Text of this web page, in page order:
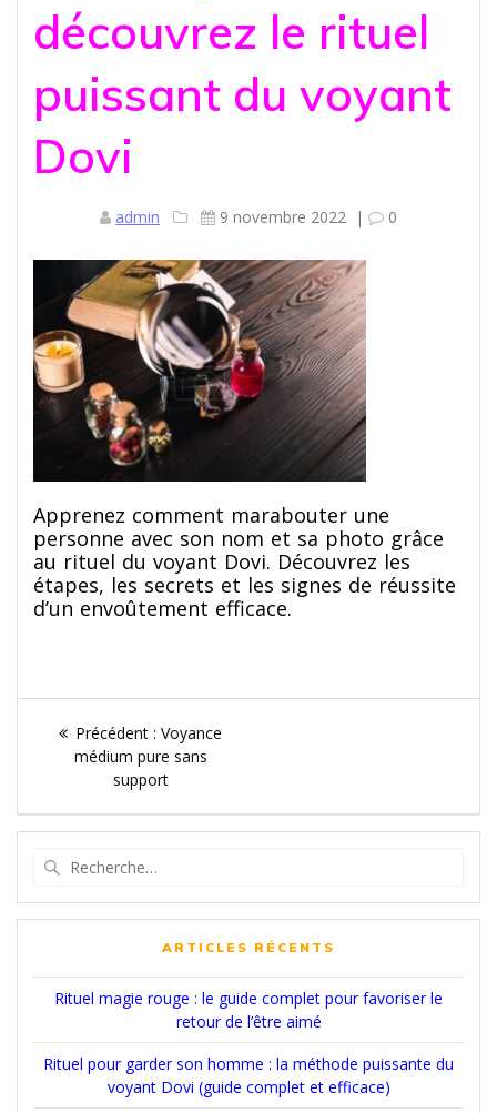
découvrez le rituel
puissant du voyant
Dovi
admin 9 novembre 2022 | 0
Apprenez comment marabouter une
personne avec son nom et sa photo grâce
au rituel du voyant Dovi. Découvrez les
étapes, les secrets et les signes de réussite
d’un envoûtement efficace.
Navigation
l’article
Précédent : Article
précédent
:
Voyance
médium pure sans
support
:
ARTICLES RÉCENTS
Rituel magie rouge : le guide complet pour favoriser le
retour de l’être aimé
Rituel pour garder son homme : la méthode puissante du
voyant Dovi (guide complet et efficace)